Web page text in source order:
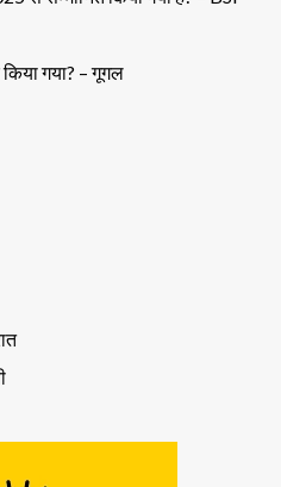
गया? – गूगल